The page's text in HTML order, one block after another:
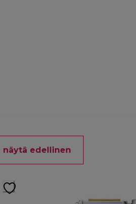
näytä edellinen